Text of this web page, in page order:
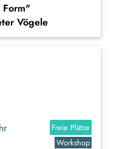
Vögele
Freie Plätze
Workshop